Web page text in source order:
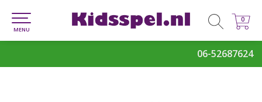
06-52687624
0
0
MENU